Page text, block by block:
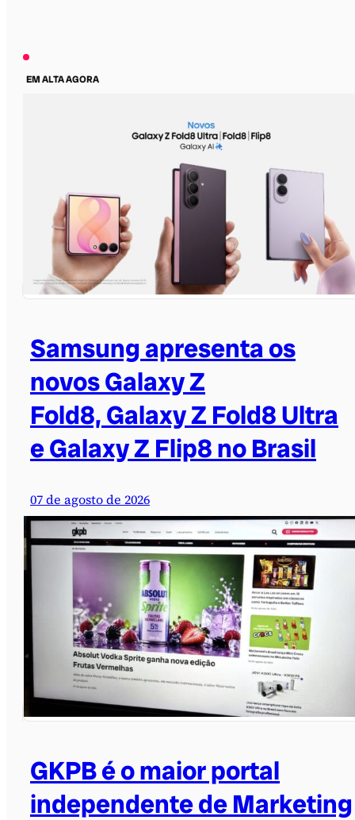
EM ALTA AGORA
Samsung apresenta os
novos Galaxy Z
Fold8, Galaxy Z Fold8 Ultra
e Galaxy Z Flip8 no Brasil
07 de agosto de 2026
GKPB é o maior portal
independente de Marketing